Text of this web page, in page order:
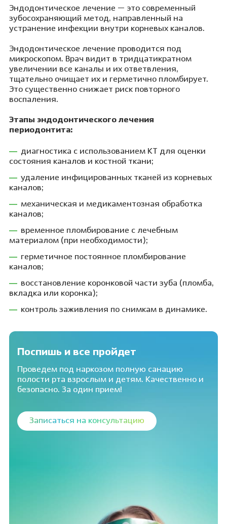
Эндодонтическое лечение — это современный
зубосохраняющий метод, направленный на
устранение инфекции внутри корневых каналов.
Эндодонтическое лечение проводится под
микроскопом. Врач видит в тридцатикратном
увеличении все каналы и их ответвления,
тщательно очищает их и герметично пломбирует.
Это существенно снижает риск повторного
воспаления.
Этапы эндодонтического лечения
периодонтита:
диагностика с использованием КТ для оценки
состояния каналов и костной ткани;
удаление инфицированных тканей из корневых
каналов;
механическая и медикаментозная обработка
каналов;
временное пломбирование с лечебным
материалом (при необходимости);
герметичное постоянное пломбирование
каналов;
восстановление коронковой части зуба (пломба,
вкладка или коронка);
контроль заживления по снимкам в динамике.
Поспишь и все пройдет
Проведем под наркозом полную санацию
полости рта взрослым и детям. Качественно и
безопасно. За один прием!
Записаться на консультацию